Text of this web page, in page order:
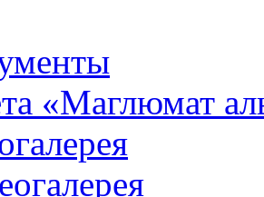
«Маглюмат